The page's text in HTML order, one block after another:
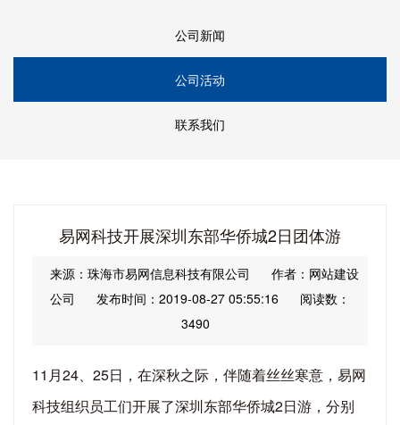
公司新闻
公司活动
联系我们
易网科技开展深圳东部华侨城2日团体游
来源：珠海市易网信息科技有限公司
作者：网站建设
公司
发布时间：2019-08-27 05:55:16
阅读数：
3490
11月24、25日，在深秋之际，伴随着丝丝寒意，易网
科技组织员工们开展了深圳东部华侨城2日游，分别